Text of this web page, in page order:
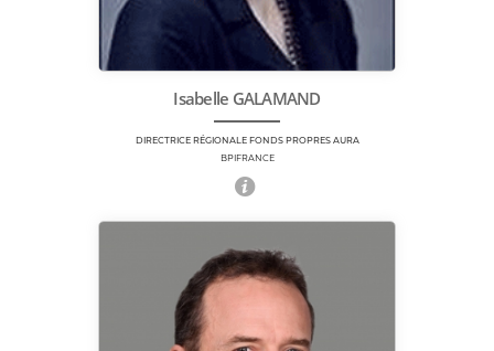
Isabelle GALAMAND
DIRECTRICE RÉGIONALE FONDS PROPRES AURA
BPIFRANCE